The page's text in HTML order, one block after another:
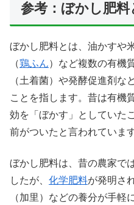
参考：ぼかし肥料
ぼかし肥料とは、油かすや
（鶏ふん）など複数の有機
（土着菌）や発酵促進剤な
ことを指します。昔は有機
効を「ぼかす」としていた
前がついたと言われています
ぼかし肥料は、昔の農家で
したが、 化学肥料が発明さ
（加里）などの養分が手軽